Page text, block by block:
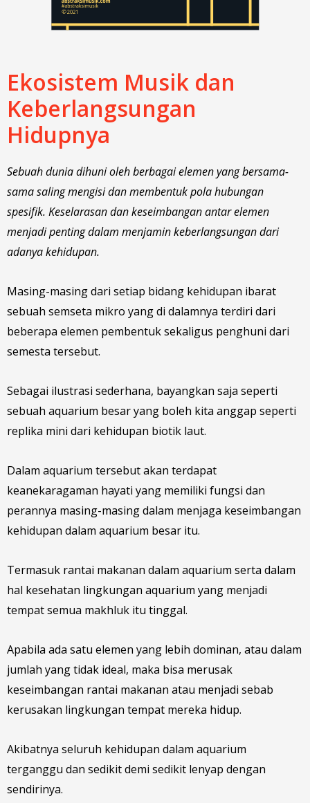
Ekosistem Musik dan
Keberlangsungan
Hidupnya
Sebuah dunia dihuni oleh berbagai elemen yang bersama-
sama saling mengisi dan membentuk pola hubungan
spesifik. Keselarasan dan keseimbangan antar elemen
menjadi penting dalam menjamin keberlangsungan dari
adanya kehidupan.
Masing-masing dari setiap bidang kehidupan ibarat
sebuah semseta mikro yang di dalamnya terdiri dari
beberapa elemen pembentuk sekaligus penghuni dari
semesta tersebut.
Sebagai ilustrasi sederhana, bayangkan saja seperti
sebuah aquarium besar yang boleh kita anggap seperti
replika mini dari kehidupan biotik laut.
Dalam aquarium tersebut akan terdapat
keanekaragaman hayati yang memiliki fungsi dan
perannya masing-masing dalam menjaga keseimbangan
kehidupan dalam aquarium besar itu.
Termasuk rantai makanan dalam aquarium serta dalam
hal kesehatan lingkungan aquarium yang menjadi
tempat semua makhluk itu tinggal.
Apabila ada satu elemen yang lebih dominan, atau dalam
jumlah yang tidak ideal, maka bisa merusak
keseimbangan rantai makanan atau menjadi sebab
kerusakan lingkungan tempat mereka hidup.
Akibatnya seluruh kehidupan dalam aquarium
terganggu dan sedikit demi sedikit lenyap dengan
sendirinya.